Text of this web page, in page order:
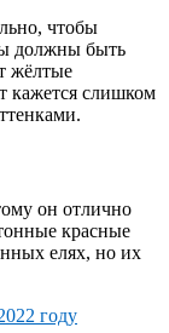
чтобы
должны быть
жёлтые
кажется слишком
он отлично
красные
елях, но их